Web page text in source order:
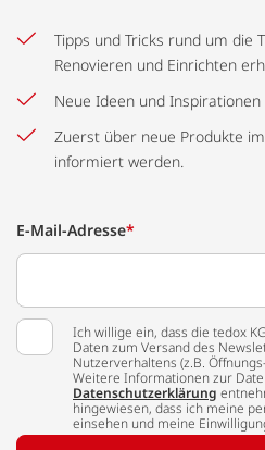
Tipps und Tricks rund um die
Renovieren und Einrichten
Neue Ideen und
Zuerst über neue Produkte
informiert werden.
E-Mail-Adresse*
Ich willige ein, dass die tedox
Daten zum Versand des
Nutzerverhaltens (z.B.
Weitere Informationen zur
Datenschutzerklärung
hingewiesen, dass ich meine
einsehen und meine